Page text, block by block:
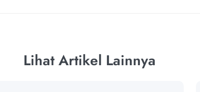
Lihat Artikel Lainnya